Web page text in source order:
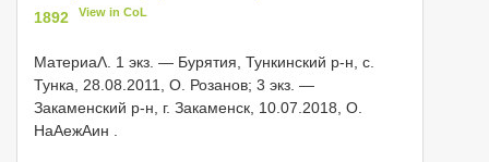
1892
View in CoL
МатериаΛ. 1 экз. — Бурятия, Тункинский р-н, с.
Тунка, 28.08.2011, О. Розанов; 3 экз. —
Закаменский р-н, г. Закаменск, 10.07.2018, О.
НаΑежΑин